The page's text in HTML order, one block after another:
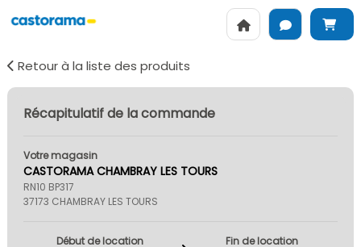
Retour à la liste des produits
Récapitulatif de la commande
Votre magasin
CASTORAMA CHAMBRAY LES TOURS
RN10 BP317
37173 CHAMBRAY LES TOURS
Début de location Fin de location